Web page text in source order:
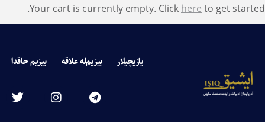
Your cart is currently empty. Clickhereto get started.
یازیچیلار بیزیم‌له علاقه بیزیم حاقدا